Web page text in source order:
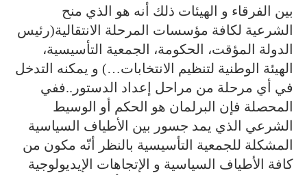
بين الفرقاء و الهيئات ذلك أنه هو الذي منح
الشرعية لكافة مؤسسات المرحلة الانتقالية(رئيس
الدولة المؤقت، الحكومة، الجمعية التأسيسية،
الهيئة الوطنية لتنظيم الانتخابات…) و يمكنه التدخل
في أي مرحلة من مراحل إعداد الدستور..ففي
المحصلة فإن البرلمان هو الحكم أو الوسيط
الشرعي الذي يمد جسور بين الأطياف السياسية
المشكلة للجمعية التأسيسية بالنظر أنّه مكون من
كافة الأطياف السياسية و الإتجاهات الإيديولوجية